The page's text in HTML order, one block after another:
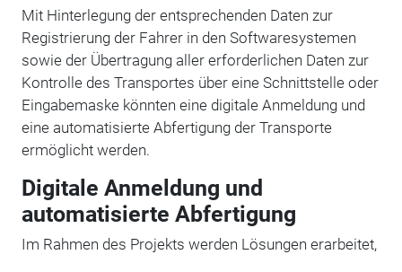
Mit Hinterlegung der entsprechenden Daten zur
Registrierung der Fahrer in den Softwaresystemen
sowie der Übertragung aller erforderlichen Daten zur
Kontrolle des Transportes über eine Schnittstelle oder
Eingabemaske könnten eine digitale Anmeldung und
eine automatisierte Abfertigung der Transporte
ermöglicht werden.
Digitale Anmeldung und
automatisierte Abfertigung
Im Rahmen des Projekts werden Lösungen erarbeitet,